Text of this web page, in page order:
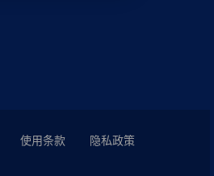
隐私政策
使用条款